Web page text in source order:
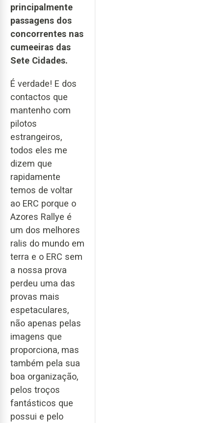
principalmente
passagens dos
concorrentes nas
cumeeiras das
Sete Cidades.
É verdade! E dos
contactos que
mantenho com
pilotos
estrangeiros,
todos eles me
dizem que
rapidamente
temos de voltar
ao ERC porque o
Azores Rallye é
um dos melhores
ralis do mundo em
terra e o ERC sem
a nossa prova
perdeu uma das
provas mais
espetaculares,
não apenas pelas
imagens que
proporciona, mas
também pela sua
boa organização,
pelos troços
fantásticos que
possui e pelo